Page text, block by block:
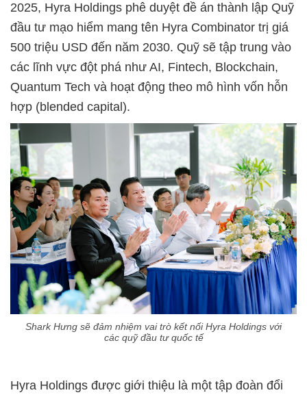
2025, Hyra Holdings phê duyệt đề án thành lập Quỹ
đầu tư mạo hiểm mang tên Hyra Combinator trị giá
500 triệu USD đến năm 2030. Quỹ sẽ tập trung vào
các lĩnh vực đột phá như AI, Fintech, Blockchain,
Quantum Tech và hoạt động theo mô hình vốn hỗn
hợp (blended capital).
Shark Hưng sẽ đảm nhiệm vai trò kết nối Hyra Holdings với
các quỹ đầu tư quốc tế
Hyra Holdings được giới thiệu là một tập đoàn đổi